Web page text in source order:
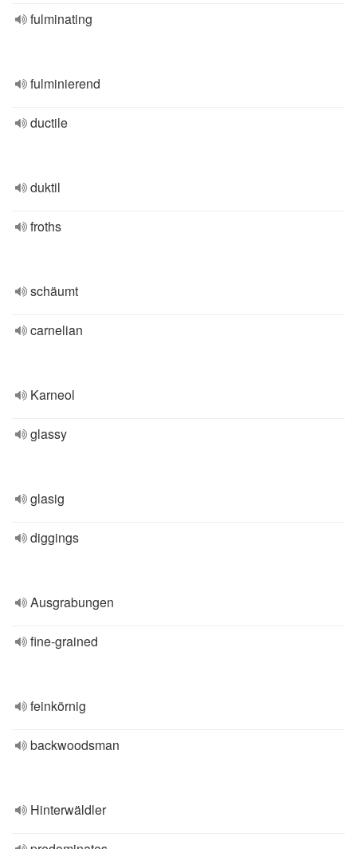
fulminating
fulminierend
ductile
duktil
froths
schäumt
carnelian
Karneol
glassy
glasig
diggings
Ausgrabungen
fine-grained
feinkörnig
backwoodsman
Hinterwäldler